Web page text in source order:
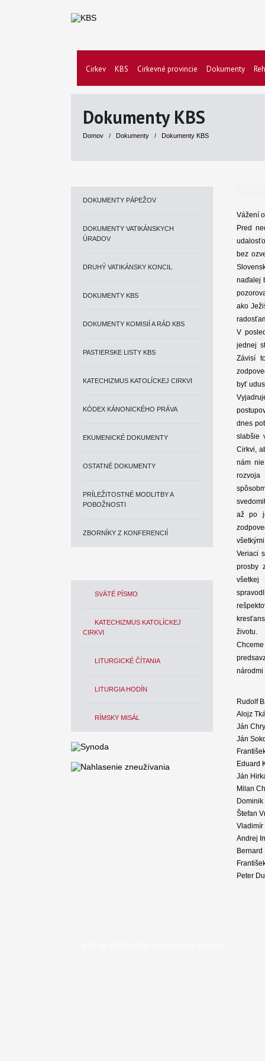
Cirkev KBS Cirkevné provincie Dokumenty
Dokumenty KBS
Domov / Dokumenty / Dokumenty KBS
DOKUMENTY PÁPEŽOV
DOKUMENTY VATIKÁNSKYCH
ÚRADOV
DRUHÝ VATIKÁNSKY KONCIL
DOKUMENTY KBS
DOKUMENTY KOMISIÍ A RÁD KBS
PASTIERSKE LISTY KBS
KATECHIZMUS KATOLÍCKEJ CIRKVI
KÓDEX KÁNONICKÉHO PRÁVA
EKUMENICKÉ DOKUMENTY
OSTATNÉ DOKUMENTY
PRÍLEŽITOSTNÉ MODLITBY A
POBOŽNOSTI
ZBORNÍKY Z KONFERENCIÍ
SVÄTÉ PÍSMO
KATECHIZMUS KATOLÍCKEJ
CIRKVI
LITURGICKÉ ČÍTANIA
LITURGIA HODÍN
RÍMSKY MISÁL
Vážení
Pred
bez
naďalej
ako
V
jednej
Závisí
byť
dnes
slabšie
Cirkvi,
nám
rozvoja
až po
Veriaci
prosby
všetkej
životu.
národmi
Rudolf
Alojz
Ján
Ján
Eduard
Ján
Milan
Štefan
Vladimír
Andrej
Bernard
Peter